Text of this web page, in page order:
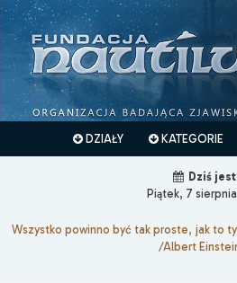
DZIAŁY KATEGORIE
Dziś
Piątek, 7
Wszystko powinno być tak proste, jak to
/Albert